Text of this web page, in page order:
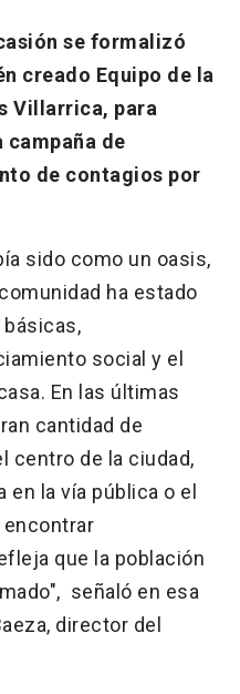
se formalizó
creado Equipo de la
Villarrica, para
campaña de
de contagios por
sido como un oasis,
ha estado
social y el
En las últimas
cantidad de
centro de la ciudad,
la vía pública o el
que la población
señaló en esa
director del